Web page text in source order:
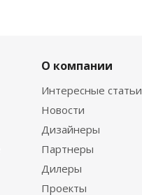
О компании
Интересные статьи
Новости
Дизайнеры
Партнеры
Дилеры
Проекты